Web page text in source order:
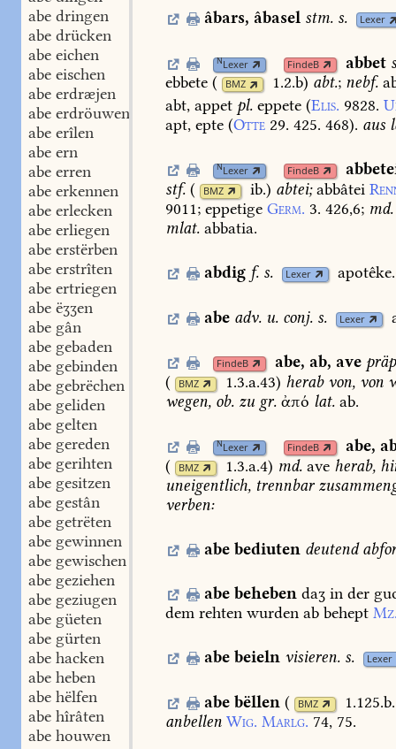
abe dringen
abe drücken
abe eichen
abe eischen
abe erdræjen
abe erdröuwen
abe erîlen
abe ern
abe erren
abe erkennen
abe erlecken
abe erliegen
abe erstërben
abe erstrîten
abe ertriegen
abe ëʒʒen
abe gân
abe gebaden
abe gebinden
abe gebrëchen
abe geliden
abe gelten
abe gereden
abe gerihten
abe gesitzen
abe gestân
abe getrëten
abe gewinnen
abe gewischen
abe geziehen
abe geziugen
abe güeten
abe gürten
abe hacken
abe heben
abe hëlfen
abe hîrâten
abe houwen
âbars, âbasel stm. s. Lexer
NLexer FindeB abbet
ebbete ( BMZ 1.2.b) abt.; nebf.
abt, appet pl. eppete (Elis. 9828.
apt, epte (Otte 29. 425. 468). aus
NLexer FindeB
stf. ( BMZ ib.) abtei; abbâtei
9011; eppetige Germ. 3. 426,6; md.
mlat. abbatia.
abdig f. s. Lexer apotêke.
abe adv. u. conj. s. Lexer
FindeB abe, ab, ave
(
BMZ 1.3.a.43) herabvon, von
wegen, ob. zu gr. ἀπό lat. ab.
NLexer FindeB abe,
(
BMZ 1.3.a.4) md. ave herab,
uneigentlich, trennbar
verben:
abebediuten deutend
abebeheben daʒinder
dem rehten wurden ab behept
abebeieln visieren. s. Lexer
abebëllen ( BMZ
anbellen Wig. Marlg. 74, 75.